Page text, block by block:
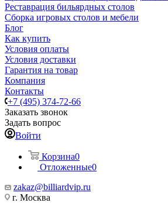
Реставрация бильярдных столов
Сборка игровых столов и мебели
Блог
Как купить
Условия оплаты
Условия доставки
Гарантия на товар
Компания
Контакты
+7 (495) 374-72-66
Заказать звонок
Задать вопрос
Войти
Корзина0
Отложенные0
zakaz@billiardvip.ru
г. Москва